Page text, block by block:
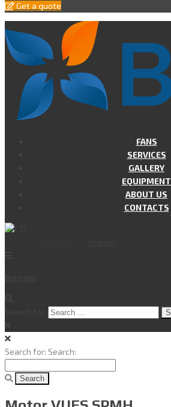
Get a quote
FANS
SERVICES
GALLERY
EQUIPMENT
ABOUT US
CONTACTS
Search for: Search: